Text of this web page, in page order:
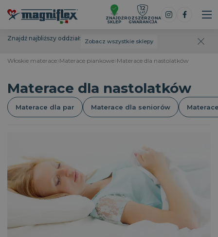
Znajdź najbliższy oddział: Zobacz wszystkie sklepy
ZNAJDŹ
SKLEP
ROZSZERZONA
GWARANCJA
Włoskie materace Materace piankowe Materace dla nastolatków
Materace dla nastolatków
Materace dla par Materace dla seniorów
Dobry sen to paliwo dla mózgu i ciała przez całe
życie. Okres dojrzewania u nastolatków jest istotnie
ważny w prawidłowym rozwoju ciała i psychiki.
Jednym z determinantów
prawidłowego rozwoju i
dobrego samopoczucia jest sen.
Sprawdź materace dla nastolatków